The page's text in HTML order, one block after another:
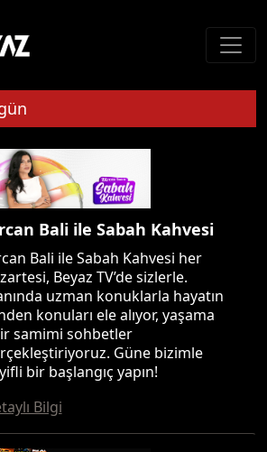
Bali ile Sabah Kahvesi
Bali ile Sabah Kahvesi her
Beyaz TV’de sizlerle.
uzman konuklarla hayatın
konuları ele alıyor, yaşama
samimi sohbetler
Güne bizimle
bir başlangıç yapın!
Bilgi